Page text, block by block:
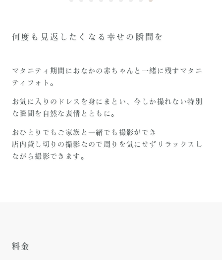
何度も見返したくなる幸せの瞬間を
マタニティ期間におなかの赤ちゃんと一緒に残すマタニ
ティフォト。
お気に入りのドレスを身にまとい、今しか撮れない特別
な瞬間を自然な表情とともに。
おひとりでもご家族と一緒でも撮影ができ
店内貸し切りの撮影なので周りを気にせずリラックスし
ながら撮影できます。
料金